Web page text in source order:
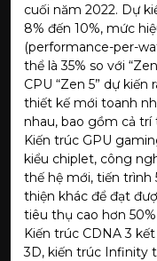
cuối năm 2022. Dự
8% đến 10%, mức
(performance-per-
thể là 35% so với
CPU “Zen 5” dự
thiết kế mới toanh
nhau, bao gồm cả
Kiến trúc GPU
kiểu chiplet, công
thế hệ mới, tiến trình
thiện khác để đạt
tiêu thụ cao hơn
Kiến trúc CDNA 3
3D, kiến trúc Infinity